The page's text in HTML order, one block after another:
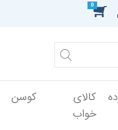
0
کالای
خواب
کوسن